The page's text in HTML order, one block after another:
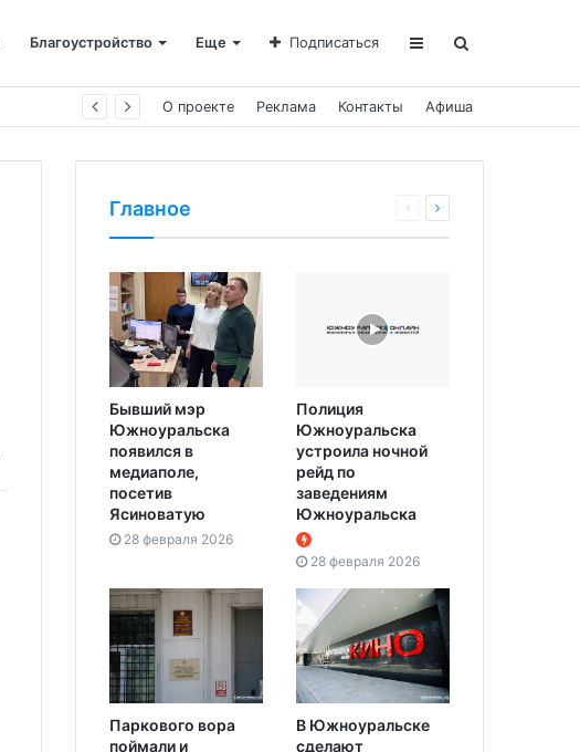
Благоустройство Еще Подписаться
О проекте Реклама Контакты Афиша
Главное
Бывший мэр
Южноуральска
появился в
медиаполе,
посетив
Ясиноватую
28 февраля 2026
Полиция
Южноуральска
устроила ночной
рейд по
заведениям
Южноуральска
28 февраля 2026
Паркового вора
поймали и
В Южноуральске
сделают